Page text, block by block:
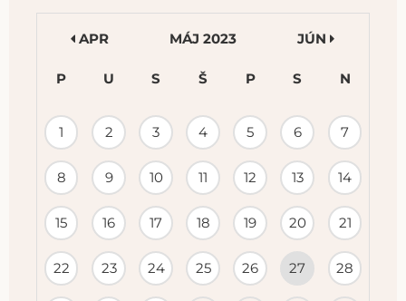
KALENDÁR
PODUJATÍ
APR MÁJ 2023 JÚN
P U S Š P S N
1 2 3 4 5 6 7
8 9 10 11 12 13 14
15 16 17 18 19 20 21
22 23 24 25 26 27 28